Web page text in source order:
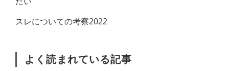
スレについての考察2022
よく読まれている記事